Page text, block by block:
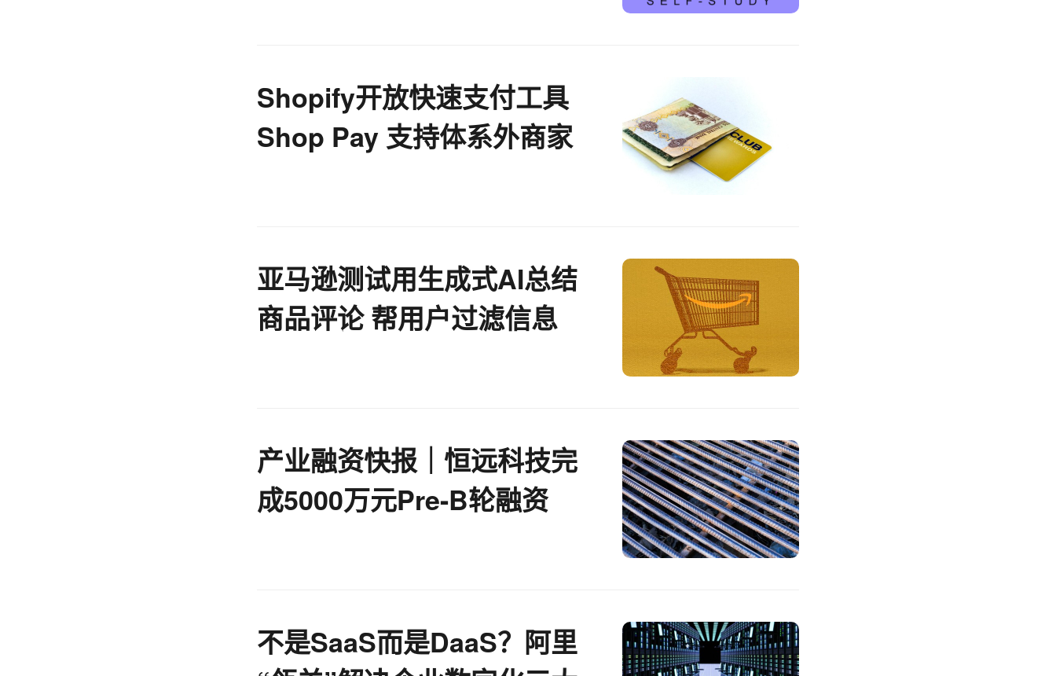
Shopify开放快速支付工具
Shop Pay 支持体系外商家
亚马逊测试用生成式AI总结
商品评论 帮用户过滤信息
产业融资快报｜恒远科技完
成5000万元Pre-B轮融资
不是SaaS而是DaaS？阿里